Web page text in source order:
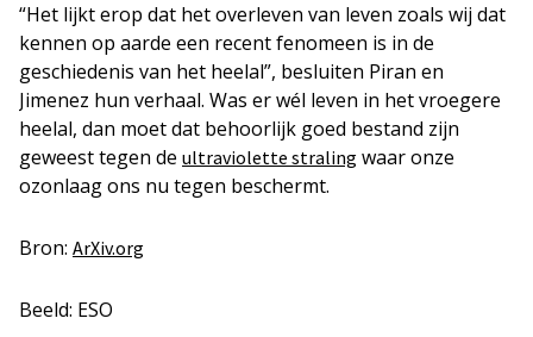
“Het lijkt erop dat het overleven van leven zoals wij dat
kennen op aarde een recent fenomeen is in de
geschiedenis van het heelal”, besluiten Piran en
Jimenez hun verhaal. Was er wél leven in het vroegere
heelal, dan moet dat behoorlijk goed bestand zijn
geweest tegen de ultraviolette straling waar onze
ozonlaag ons nu tegen beschermt.
Bron: ArXiv.org
Beeld: ESO